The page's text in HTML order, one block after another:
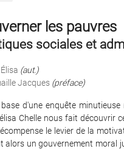
les pauvres
sociales et
(aut.)
Jacques (préface)
d'une enquête
élisa Chelle nous fait découvrir
le levier de la
alors un gouvernement moral